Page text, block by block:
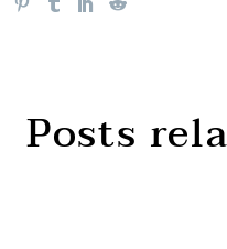
Posts